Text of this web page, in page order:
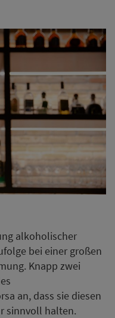
alkoholischer
bei einer großen
Knapp zwei
an, dass sie diesen
sinnvoll halten.